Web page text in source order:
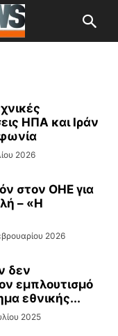
ΗΠΑ και Ιράν
2026
στον ΟΗΕ για
– «Η
2026
δεν
εμπλουτισμό
εθνικής...
2025